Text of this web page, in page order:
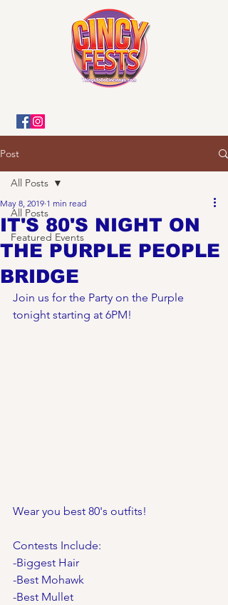
Post
All Posts
Featured Events
All Posts
IT'S 80'S NIGHT ON
THE PURPLE PEOPLE
BRIDGE
May 8, 2019 1 min read
Join us for the Party on the Purple
tonight starting at 6PM!
Wear you best 80's outfits!
Contests Include:
-Biggest Hair
-Best Mohawk
-Best Mullet